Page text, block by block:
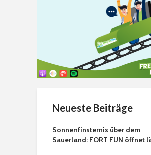
Neueste Beiträge
Sonnenfinsternis über dem
Sauerland: FORT FUN öffnet